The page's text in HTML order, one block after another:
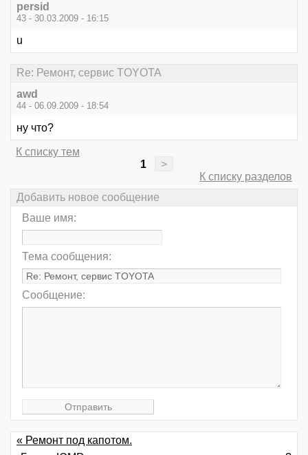
persid
43 - 30.03.2009 - 16:15
u
Re: Ремонт, сервис TOYOTA
awd
44 - 06.09.2009 - 18:54
ну что?
К списку тем
1
>
К списку разделов
Добавить новое сообщение
Ваше имя:
Тема сообщения:
Сообщение:
« Ремонт под капотом.